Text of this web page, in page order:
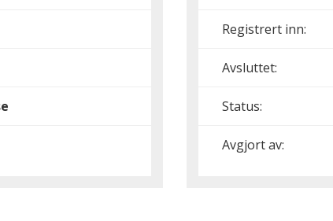
Registrert inn:
Avsluttet:
Status:
Avgjort av: